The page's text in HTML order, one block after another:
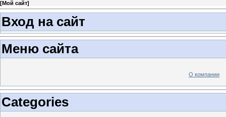
[Мой сайт]
Вход на сайт
Меню сайта
О компании
Categories